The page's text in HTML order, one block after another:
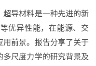
导材料是一种先进的新
优异性能，在能源、交
用前景。报告分享了关于
尺度力学的研究背景及